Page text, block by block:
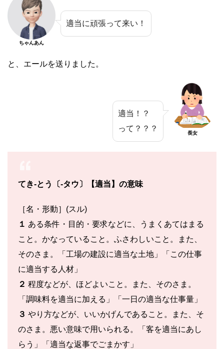
ちゃんあん
適当に頑張って来い！
と、エールを送りました。
適当！？
って？？？
長女
てき‐とう〔‐タウ〕【適当】の意味
［名・形動］(スル)
１ ある条件・目的・要求などに、うまくあてはまる
こと。かなっていること。ふさわしいこと。また、
そのさま。「工場の建設に適当な土地」「この仕事
に適当する人材」
２ 程度などが、ほどよいこと。また、そのさま。
「調味料を適当に加える」「一日の適当な仕事量」
３ やり方などが、いいかげんであること。また、そ
のさま。悪い意味で用いられる。「客を適当にあし
らう」「適当な返事でごまかす」